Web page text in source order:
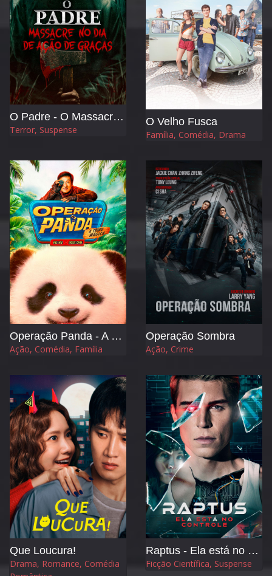
O Padre - O Massacre no Dia de Ação de Graças
Terror, Suspense
O Velho Fusca
Família, Comédia, Drama
Operação Panda - A Tribo Mágica
Ação, Comédia, Família
Operação Sombra
Ação, Crime
Que Loucura!
Drama, Romance, Comédia
Raptus - Ela está no Controle
Ficção Científica, Suspense